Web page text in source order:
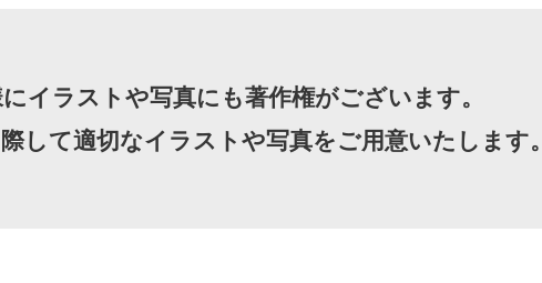
イラストや写真にも著作権がございます。
して適切なイラストや写真をご用意いたします。